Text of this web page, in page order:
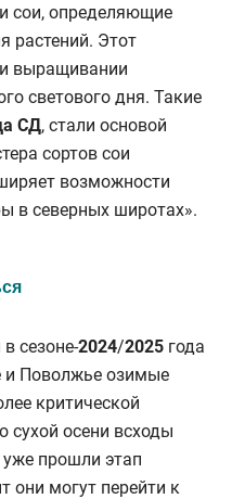
сои, определяющие
растений. Этот
выращивании
светового дня. Такие
СД, стали основой
сортов сои
возможности
в северных широтах».
сезоне-2024/2025 года
и Поволжье озимые
критической
сухой осени всходы
прошли этап
они могут перейти к